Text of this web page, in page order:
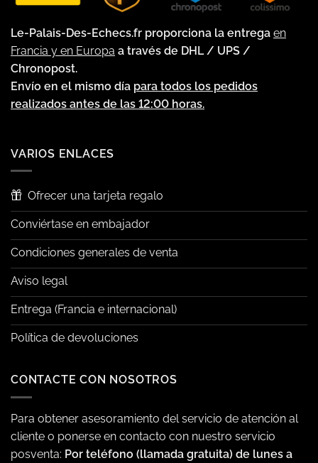
Le-Palais-Des-Echecs.fr proporciona la entrega en
Francia y en Europa a través de DHL / UPS /
Chronopost.
Envío en el mismo día para todos los pedidos
realizados antes de las 12:00 horas.
VARIOS ENLACES
Ofrecer una tarjeta regalo
Conviértase en embajador
Condiciones generales de venta
Aviso legal
Entrega (Francia e internacional)
Política de devoluciones
CONTACTE CON NOSOTROS
Para obtener asesoramiento del servicio de atención al
cliente o ponerse en contacto con nuestro servicio
posventa: Por teléfono (llamada gratuita) de lunes a